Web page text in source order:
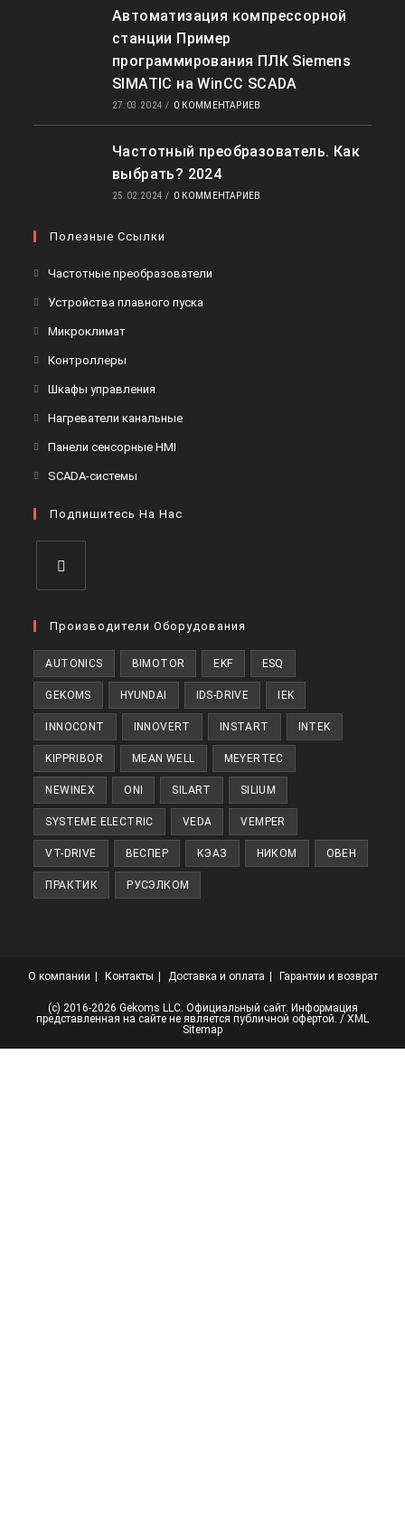
Автоматизация компрессорной
станции Пример
программирования ПЛК Siemens
SIMATIC на WinCC SCADA
27.03.2024 / 0 КОММЕНТАРИЕВ
Частотный преобразователь. Как
выбрать? 2024
25.02.2024 / 0 КОММЕНТАРИЕВ
Полезные Ссылки
Частотные преобразователи
Устройства плавного пуска
Микроклимат
Контроллеры
Шкафы управления
Нагреватели канальные
Панели сенсорные HMI
SCADA-системы
Подпишитесь На Нас
Производители Оборудования
AUTONICS BIMOTOR EKF ESQ
GEKOMS HYUNDAI IDS-DRIVE IEK
INNOCONT INNOVERT INSTART INTEK
KIPPRIBOR MEAN WELL MEYERTEC
NEWINEX ONI SILART SILIUM
SYSTEME ELECTRIC VEDA VEMPER
VT-DRIVE ВЕСПЕР КЭАЗ НИКОМ ОВЕН
ПРАКТИК РУСЭЛКОМ
О компании Контакты Доставка и оплата Гарантии и возврат
(с) 2016-2026 Gekoms LLC. Официальный сайт. Информация
представленная на сайте не является публичной офертой. / XML
Sitemap